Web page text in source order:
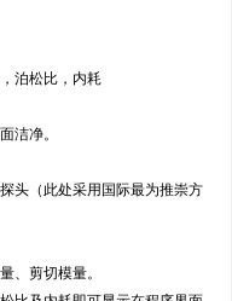
泊松比，内耗
洁净。
头（此处采用国际最为推崇方
、剪切模量。